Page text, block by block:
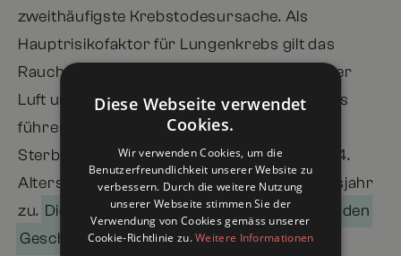
zweithäufigste Krebstodesursache. Als
Hauptrisikofaktor für Lungenkrebs gilt das
Rauchen, aber auch Schadstoffbelastung der
Luft und Infektionen können zu Lungenkrebs
führen. Die Neuerkrankungsrate und die
Sterberate nehmen bei Männern bis zum 84.
Altersjahr und bei Frauen bis zum 79. Altersjahr
zu. Die Erkrankungsrate entwickelt sich bei den
Geschlechtern gegenläufig– heisst, bei den
Diese Webseite verwendet
Cookies.
Wir verwenden Cookies, um die
Benutzerfreundlichkeit unserer Website zu
verbessern. Durch die weitere Nutzung
unserer Webseite stimmen Sie der
Verwendung von Cookies gemäss unserer
Cookie-Richtlinie zu.Weitere Informationen